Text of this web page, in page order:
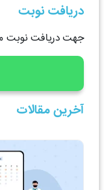
دریافت نوبت
جهت دریافت نوبت
آخرین مقالات